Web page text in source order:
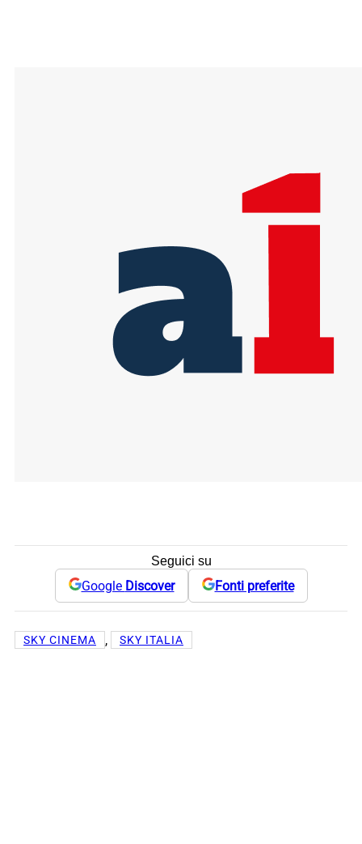
Seguici su
Google Discover Fonti preferite
SKY CINEMA , SKY ITALIA